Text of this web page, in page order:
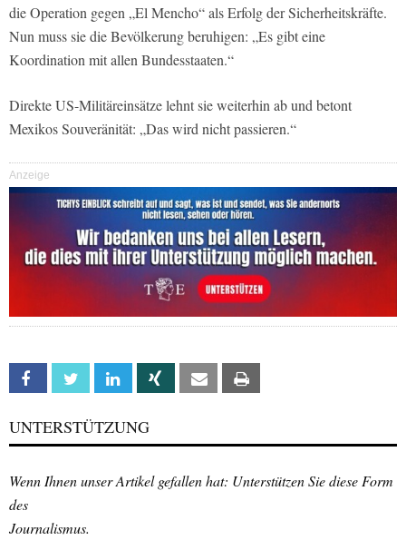
die Operation gegen „El Mencho“ als Erfolg der Sicherheitskräfte.
Nun muss sie die Bevölkerung beruhigen: „Es gibt eine
Koordination mit allen Bundesstaaten.“
Direkte US-Militäreinsätze lehnt sie weiterhin ab und betont
Mexikos Souveränität: „Das wird nicht passieren.“
Anzeige
Facebook Twitter Linkedin Xing Email
UNTERSTÜTZUNG
Wenn Ihnen unser Artikel gefallen hat: Unterstützen Sie diese Form
des
Journalismus.